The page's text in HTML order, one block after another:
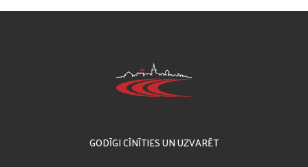
GODĪGI CĪNĪTIES UN UZVARĒT